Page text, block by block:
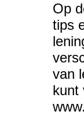
Op
tips
van
kunt